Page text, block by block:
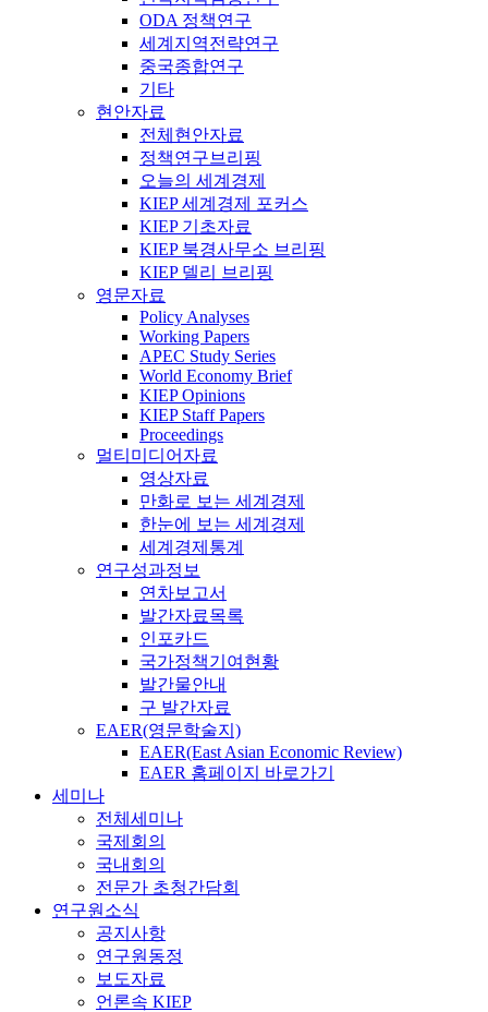
ODA 정책연구
세계지역전략연구
중국종합연구
기타
현안자료
전체현안자료
정책연구브리핑
오늘의 세계경제
KIEP 세계경제 포커스
KIEP 기초자료
KIEP 북경사무소 브리핑
KIEP 델리 브리핑
영문자료
Policy Analyses
Working Papers
APEC Study Series
World Economy Brief
KIEP Opinions
KIEP Staff Papers
Proceedings
멀티미디어자료
영상자료
만화로 보는 세계경제
한눈에 보는 세계경제
세계경제통계
연구성과정보
연차보고서
발간자료목록
인포카드
국가정책기여현황
발간물안내
구 발간자료
EAER(영문학술지)
EAER(East Asian Economic Review)
EAER 홈페이지 바로가기
세미나
전체세미나
국제회의
국내회의
전문가 초청간담회
연구원소식
공지사항
연구원동정
보도자료
언론속 KIEP